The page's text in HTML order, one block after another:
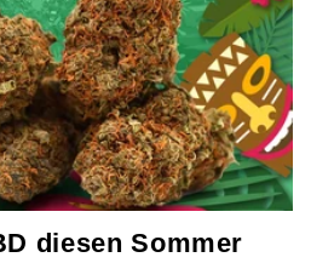
diesen Sommer